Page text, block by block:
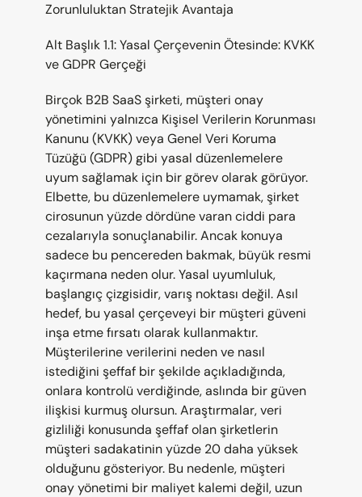
Zorunluluktan Stratejik Avantaja
Alt Başlık 1.1: Yasal Çerçevenin Ötesinde: KVKK
ve GDPR Gerçeği
Birçok B2B SaaS şirketi, müşteri onay
yönetimini yalnızca Kişisel Verilerin Korunması
Kanunu (KVKK) veya Genel Veri Koruma
Tüzüğü (GDPR) gibi yasal düzenlemelere
uyum sağlamak için bir görev olarak görüyor.
Elbette, bu düzenlemelere uymamak, şirket
cirosunun yüzde dördüne varan ciddi para
cezalarıyla sonuçlanabilir. Ancak konuya
sadece bu pencereden bakmak, büyük resmi
kaçırmana neden olur. Yasal uyumluluk,
başlangıç çizgisidir, varış noktası değil. Asıl
hedef, bu yasal çerçeveyi bir müşteri güveni
inşa etme fırsatı olarak kullanmaktır.
Müşterilerine verilerini neden ve nasıl
istediğini şeffaf bir şekilde açıkladığında,
onlara kontrolü verdiğinde, aslında bir güven
ilişkisi kurmuş olursun. Araştırmalar, veri
gizliliği konusunda şeffaf olan şirketlerin
müşteri sadakatinin yüzde 20 daha yüksek
olduğunu gösteriyor. Bu nedenle, müşteri
onay yönetimi bir maliyet kalemi değil, uzun